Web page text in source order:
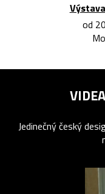
od
Jedinečný český